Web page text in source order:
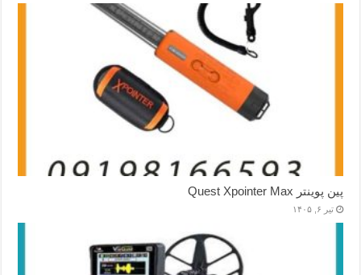
پین پوینتر Quest Xpointer Max
تیر ۶, ۱۴۰۵